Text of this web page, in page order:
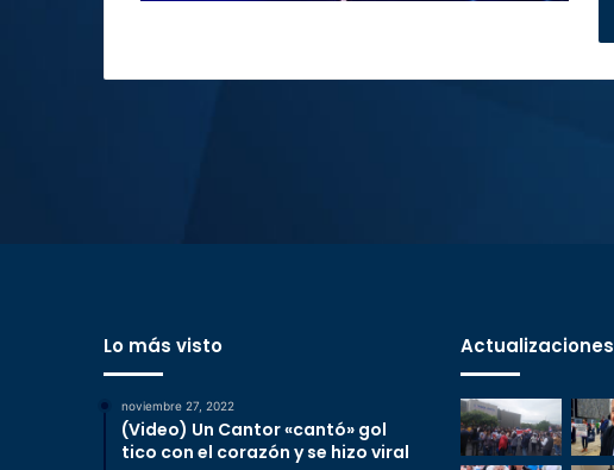
Lo más visto
noviembre 27, 2022
(Video) Un Cantor «cantó» gol
tico con el corazón y se hizo viral
Actualizaciones